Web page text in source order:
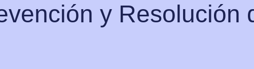
y Resolución